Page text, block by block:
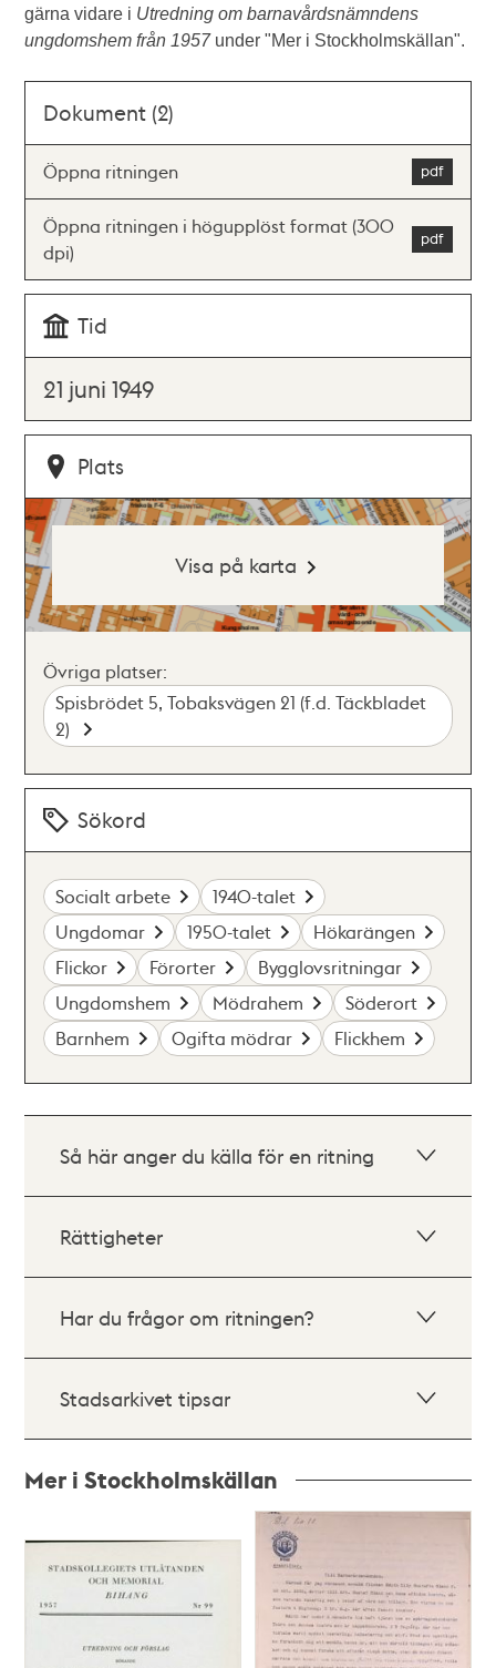
gärna vidare i Utredning om barnavårdsnämndens
ungdomshem från 1957under "Mer i Stockholmskällan".
Dokument (2)
Öppna ritningen
Öppna ritningen i högupplöst format (300
dpi)
Tid
21 juni 1949
Plats
Visa på karta
Övriga platser:
Spisbrödet 5, Tobaksvägen 21 (f.d. Täckbladet
2)
Sökord
Socialt arbete
1940-talet
Ungdomar
1950-talet
Hökarängen
Flickor
Förorter
Bygglovsritningar
Ungdomshem
Mödrahem
Söderort
Barnhem
Ogifta mödrar Flickhem
Så här anger du källa för en ritning
Rättigheter
Har du frågor om ritningen?
Stadsarkivet tipsar
Mer i Stockholmskällan
poster
och
teman